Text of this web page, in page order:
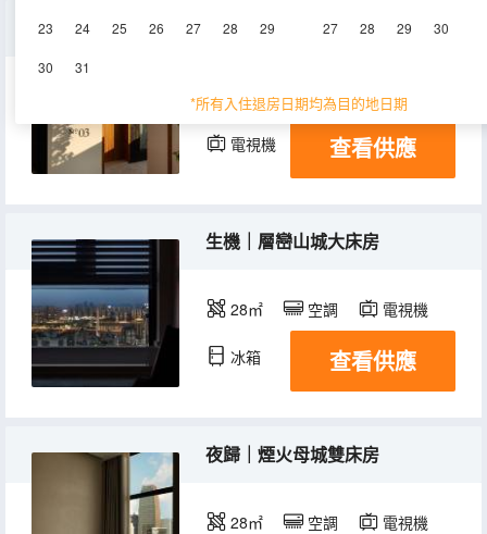
23 24 25 26 27 28 29
30 31
27 28 29 30
*所有入住退房日期均為目的地日期
18-25㎡ 29層
電視機 查看供應
生機｜層巒山城大床房
28㎡ 空調 電視機
冰箱 查看供應
夜歸｜煙火母城雙床房
28㎡ 空調 電視機